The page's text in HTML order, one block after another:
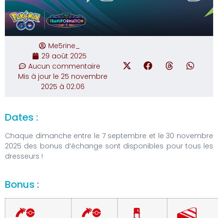
Me5rine_
29 août 2025
Aucun commentaire
Mis à jour le 25 novembre
2025 à 02:06
Dates :
Chaque dimanche entre le 7 septembre et le 30 novembre
2025 des bonus d’échange sont disponibles pour tous les
dresseurs !
Bonus :